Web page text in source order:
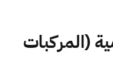
(المركبات